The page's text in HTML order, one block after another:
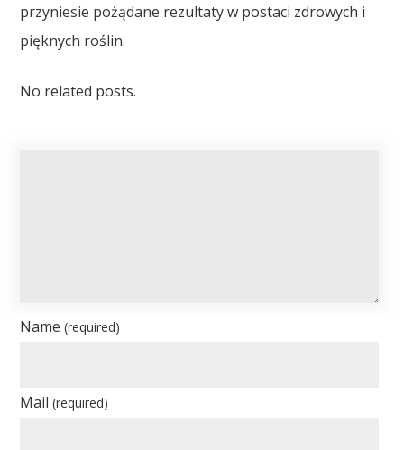
przyniesie pożądane rezultaty w postaci zdrowych i
pięknych roślin.
No related posts.
Name(required)
Mail(required)